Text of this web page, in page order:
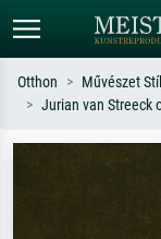
Otthon Művészet
Jurian van Streeck